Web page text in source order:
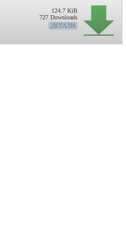
124.7 KiB
727 Downloads
ДЕТАЛИ